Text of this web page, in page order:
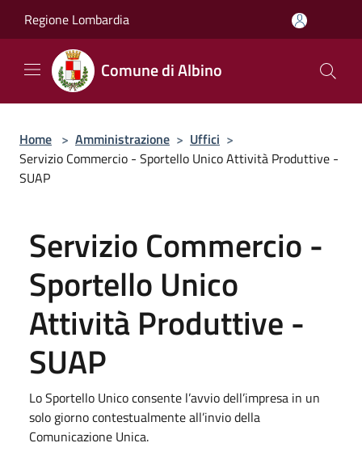
Regione Lombardia
Comune di Albino
Home > Amministrazione > Uffici >
Servizio Commercio - Sportello Unico Attività Produttive -
SUAP
Servizio Commercio -
Sportello Unico
Attività Produttive -
SUAP
Lo Sportello Unico consente l’avvio dell’impresa in un
solo giorno contestualmente all’invio della
Comunicazione Unica.